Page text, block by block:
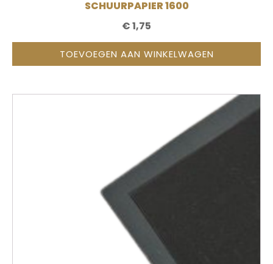
SCHUURPAPIER 1600
€1,75
TOEVOEGEN AAN WINKELWAGEN